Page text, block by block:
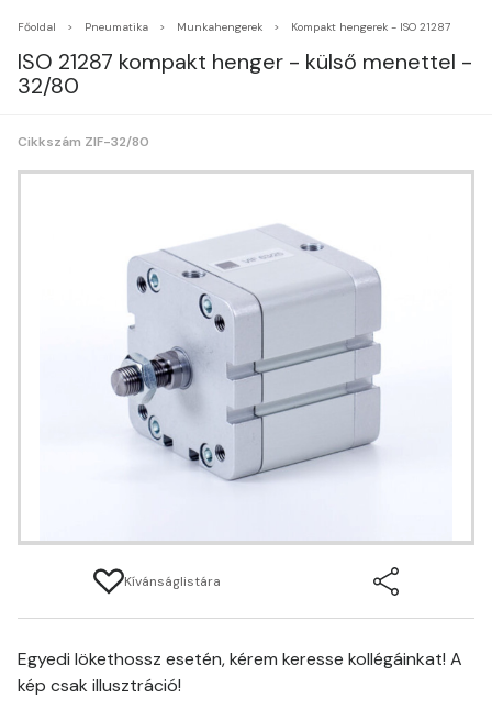
Főoldal Pneumatika Munkahengerek Kompakt hengerek - ISO 21287
ISO 21287 kompakt henger - külső menettel -
32/80
Cikkszám ZIF-32/80
Kívánságlistára
Egyedi lökethossz esetén, kérem keresse kollégáinkat! A
kép csak illusztráció!